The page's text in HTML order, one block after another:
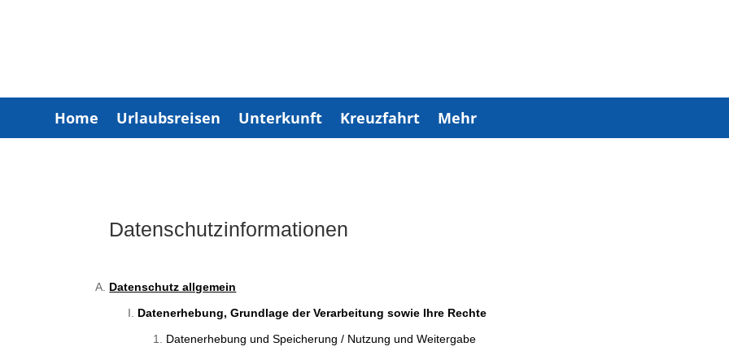
Home Urlaubsreisen Unterkunft Kreuzfahrt Mehr
Datenschutzinformationen
Datenschutz allgemein
Datenerhebung, Grundlage der Verarbeitung sowie Ihre Rechte
Datenerhebung und Speicherung / Nutzung und Weitergabe